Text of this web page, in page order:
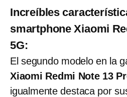
Increíbles
smartphone Xiaomi
5G:
El segundo modelo en la
Xiaomi Redmi Note 13
igualmente destaca por